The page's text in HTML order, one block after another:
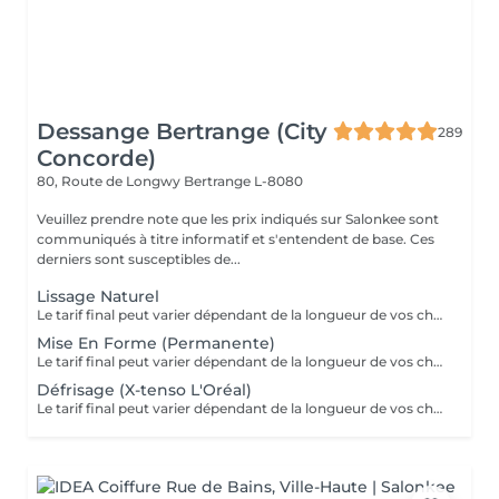
Dessange Bertrange (City
Concorde)
289
80, Route de Longwy Bertrange L-8080
Veuillez prendre note que les prix indiqués sur Salonkee sont
communiqués à titre informatif et s'entendent de base. Ces
derniers sont susceptibles de...
Lissage Naturel
Le tarif final peut varier dépendant de la longueur de vos cheveux ainsi que des soins et produits utilisés.
Mise En Forme (Permanente)
Le tarif final peut varier dépendant de la longueur de vos cheveux ainsi que des soins et produits utilisés.
Défrisage (X-tenso L'Oréal)
Le tarif final peut varier dépendant de la longueur de vos cheveux ainsi que des soins et produits utilisés.